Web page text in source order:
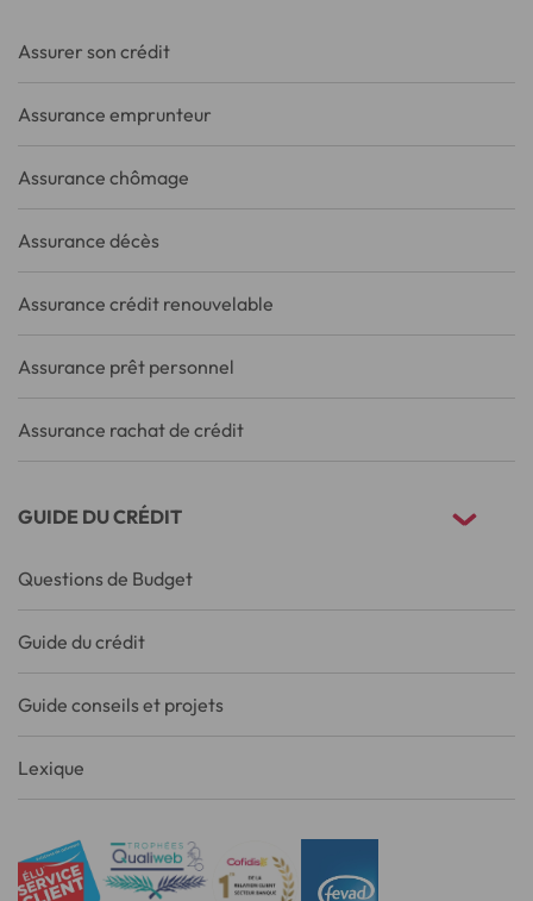
Assurer son crédit
Assurance emprunteur
Assurance chômage
Assurance décès
Assurance crédit renouvelable
Assurance prêt personnel
Assurance rachat de crédit
GUIDE DU CRÉDIT
Questions de Budget
Guide du crédit
Guide conseils et projets
Lexique